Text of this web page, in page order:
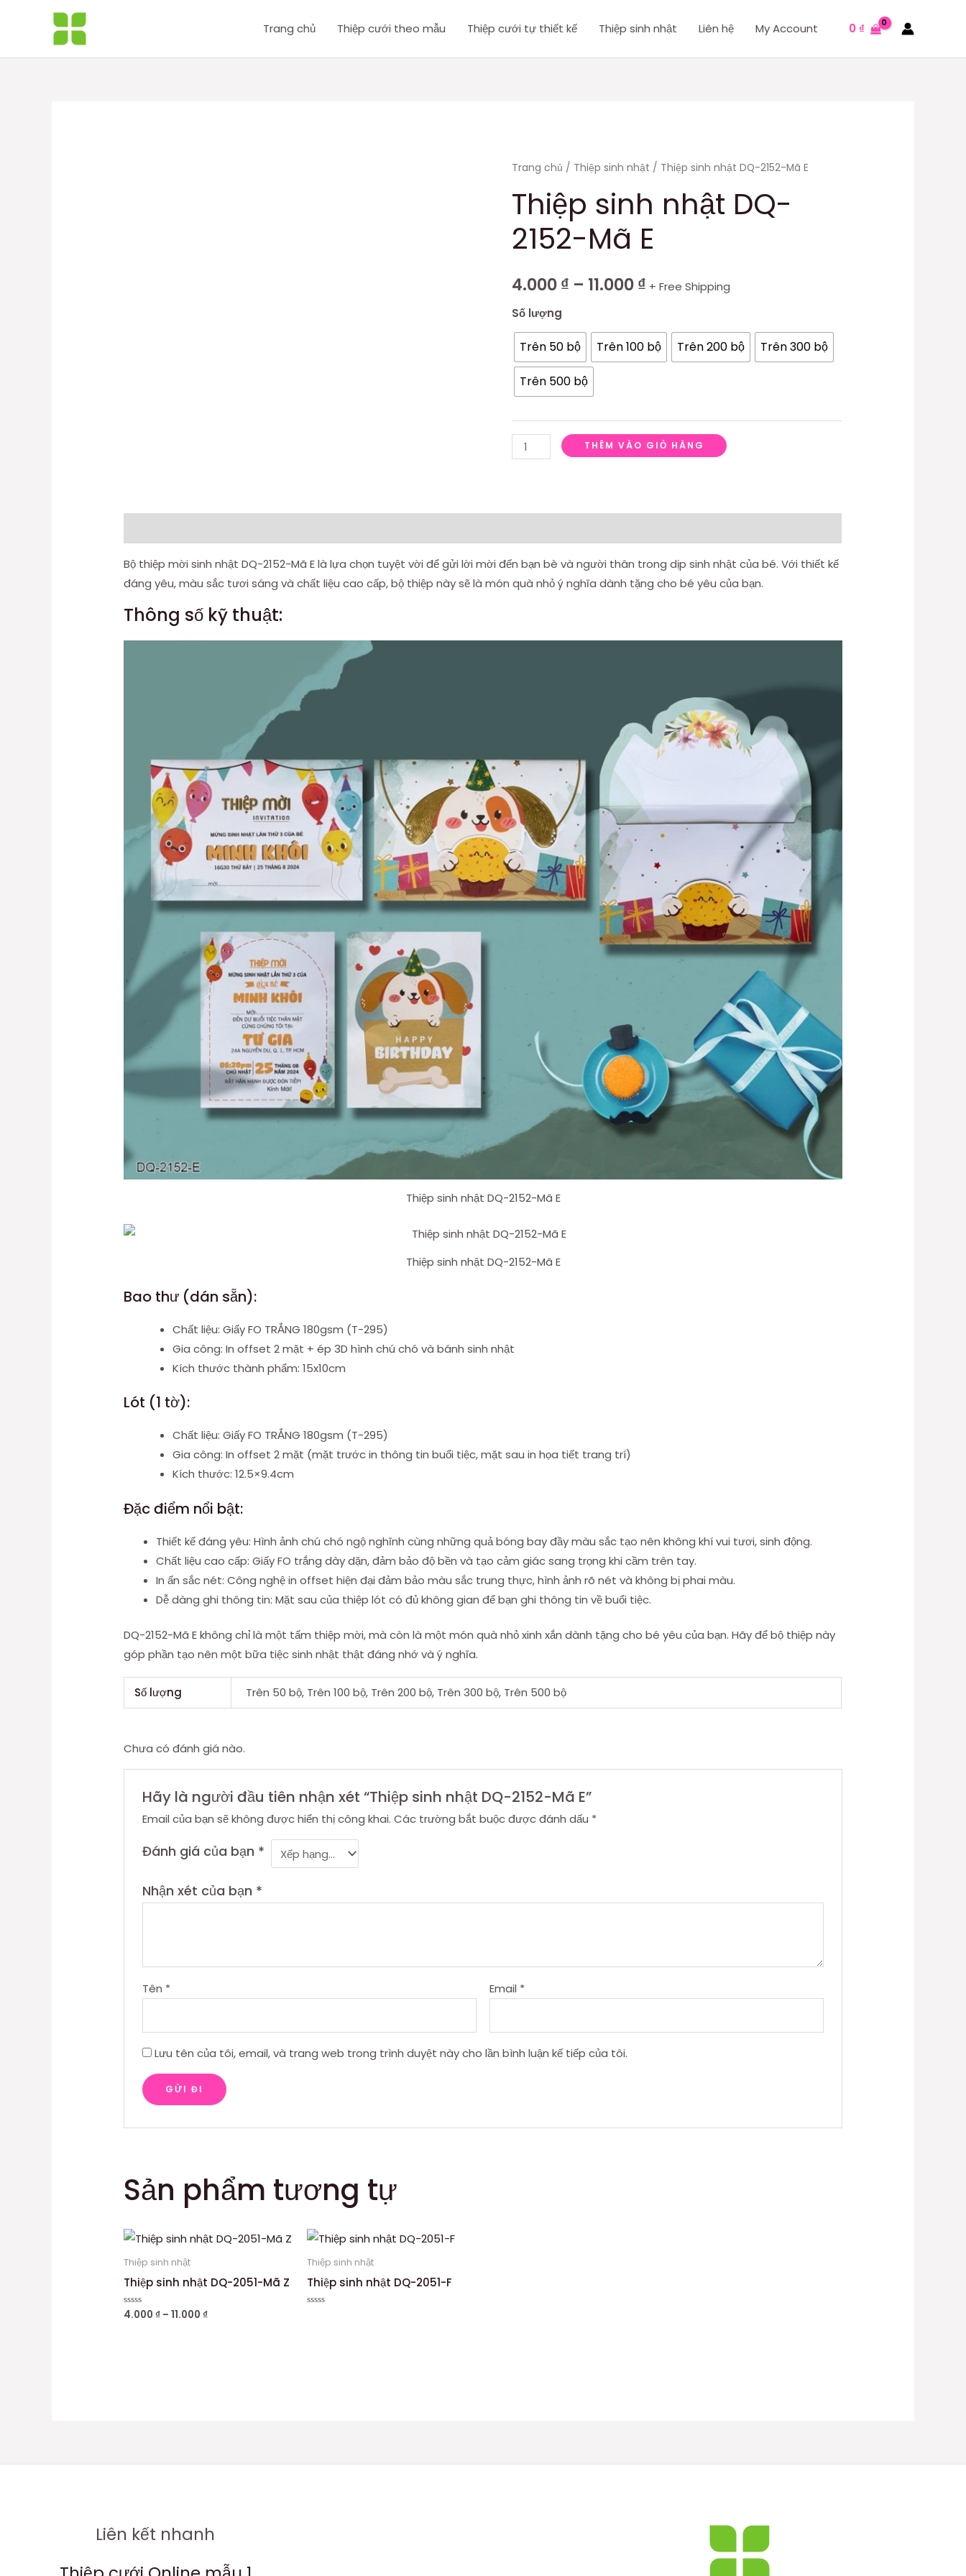
Trang chủ Thiệp cưới theo mẫu Thiệp cưới tự thiết kế Thiệp sinh nhật Liên hệ My Account 0 ₫
Trang chủ / Thiệp sinh nhật / Thiệp sinh nhật DQ-2152-Mã E
Thiệp sinh nhật DQ-
2152-Mã E
4.000₫ – 11.000₫ + Free Shipping
Số lượng
Trên 50 bộ Trên 100 bộ Trên 200 bộ Trên 300 bộ
Trên 500 bộ
Thiệp
nhật
DQ-
2152-
E
THÊM VÀO GIỎ HÀNG
Bộ thiệp mời sinh nhật DQ-2152-Mã E là lựa chọn tuyệt vời để gửi lời mời đến bạn bè và người thân trong dịp sinh nhật của bé. Với thiết kế
đáng yêu, màu sắc tươi sáng và chất liệu cao cấp, bộ thiệp này sẽ là món quà nhỏ ý nghĩa dành tặng cho bé yêu của bạn.
Thông số kỹ thuật:
Thiệp sinh nhật DQ-2152-Mã E
Thiệp sinh nhật DQ-2152-Mã E
Bao thư (dán sẵn):
Chất liệu: Giấy FO TRẮNG 180gsm (T-295)
Gia công: In offset 2 mặt + ép 3D hình chú chó và bánh sinh nhật
Kích thước thành phẩm: 15x10cm
Lót (1 tờ):
Chất liệu: Giấy FO TRẮNG 180gsm (T-295)
Gia công: In offset 2 mặt (mặt trước in thông tin buổi tiệc, mặt sau in họa tiết trang trí)
Kích thước: 12.5×9.4cm
Đặc điểm nổi bật:
Thiết kế đáng yêu: Hình ảnh chú chó ngộ nghĩnh cùng những quả bóng bay đầy màu sắc tạo nên không khí vui tươi, sinh động.
Chất liệu cao cấp: Giấy FO trắng dày dặn, đảm bảo độ bền và tạo cảm giác sang trọng khi cầm trên tay.
In ấn sắc nét: Công nghệ in offset hiện đại đảm bảo màu sắc trung thực, hình ảnh rõ nét và không bị phai màu.
Dễ dàng ghi thông tin: Mặt sau của thiệp lót có đủ không gian để bạn ghi thông tin về buổi tiệc.
DQ-2152-Mã E không chỉ là một tấm thiệp mời, mà còn là một món quà nhỏ xinh xắn dành tặng cho bé yêu của bạn. Hãy để bộ thiệp này
góp phần tạo nên một bữa tiệc sinh nhật thật đáng nhớ và ý nghĩa.
Số lượng Trên 50 bộ, Trên 100 bộ, Trên 200 bộ, Trên 300 bộ, Trên 500 bộ
Chưa có đánh giá nào.
Hãy là người đầu tiên nhận xét “Thiệp sinh nhật DQ-2152-Mã E”
Email của bạn sẽ không được hiển thị công khai. Các trường bắt buộc được đánh dấu *
Đánh giá của bạn *
Nhận xét của bạn *
Tên * Email *
Lưu tên của tôi, email, và trang web trong trình duyệt này cho lần bình luận kế tiếp của tôi.
Sản phẩm tương tự
Thiệp sinh nhật
Thiệp sinh nhật DQ-2051-Mã Z
Được
4.000 ₫ –11.000 ₫
Thiệp sinh nhật
Thiệp sinh nhật DQ-2051-F
Liên kết nhanh